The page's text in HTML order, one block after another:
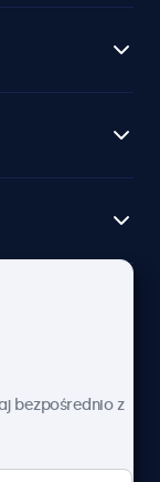
bezpośrednio z